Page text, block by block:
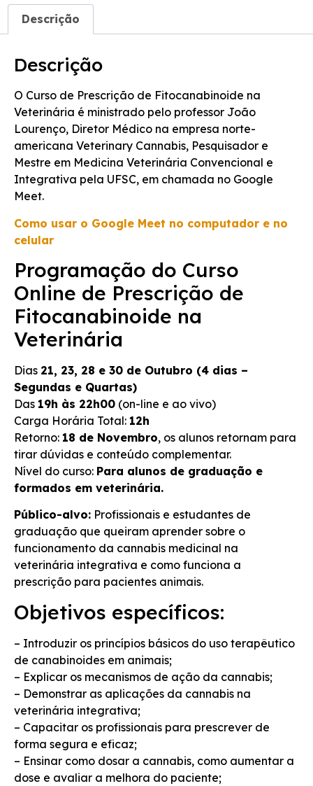
Descrição
Descrição
O Curso de Prescrição de Fitocanabinoide na
Veterinária é ministrado pelo professor João
Lourenço, Diretor Médico na empresa norte-
americana Veterinary Cannabis, Pesquisador e
Mestre em Medicina Veterinária Convencional e
Integrativa pela UFSC, em chamada no Google
Meet.
Como usar o Google Meet no computador e no
celular
Programação do Curso
Online de Prescrição de
Fitocanabinoide na
Veterinária
Dias 21, 23, 28 e 30 de Outubro (4 dias –
Segundas e Quartas)
Das 19h às 22h00 (on-line e ao vivo)
Carga Horária Total: 12h
Retorno: 18 de Novembro, os alunos retornam para
tirar dúvidas e conteúdo complementar.
Nível do curso: Para alunos de graduação e
formados em veterinária.
Público-alvo: Profissionais e estudantes de
graduação que queiram aprender sobre o
funcionamento da cannabis medicinal na
veterinária integrativa e como funciona a
prescrição para pacientes animais.
Objetivos específicos:
– Introduzir os princípios básicos do uso terapêutico
de canabinoides em animais;
– Explicar os mecanismos de ação da cannabis;
– Demonstrar as aplicações da cannabis na
veterinária integrativa;
– Capacitar os profissionais para prescrever de
forma segura e eficaz;
– Ensinar como dosar a cannabis, como aumentar a
dose e avaliar a melhora do paciente;